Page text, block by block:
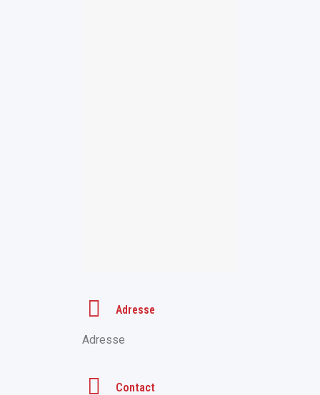
Adresse
Adresse
Contact